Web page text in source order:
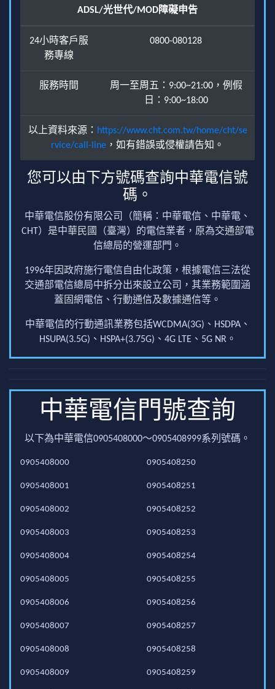
ADSL/光世代/MOD障礙申告
24小時客戶服
務專線
0800-080128
服務時間
周一至周五：9:00~21:00，例假
日：9:00~18:00
以上資料來源： https://www.cht.com.tw/home/cht/se
rvice/call-line ，如有錯誤或侵權請告知。
您可以由下方號碼查詢中華電信號
碼。
中華電信股份有限公司（簡稱：中華電信、中華電、
CHT）是中華民國（臺灣）的電信業者，原為交通部電
信總局的營運部門。
1996年因政府施行電信自由化政策，根據電信三法從
交通部電信總局中拆分出來設立公司，其業務範圍涵
蓋固網電信、行動通信及數據通信等。
中華電信的行動通訊業務包括WCDMA(3G)、HSDPA、
HSUPA(3.5G)、HSPA+(3.75G)、4G LTE、5G NR。
中華電信門號查詢
以下為中華電信0905408000～0905408999系列號碼。
0905408000
0905408001
0905408002
0905408003
0905408004
0905408005
0905408006
0905408007
0905408008
0905408009
0905408250
0905408251
0905408252
0905408253
0905408254
0905408255
0905408256
0905408257
0905408258
0905408259